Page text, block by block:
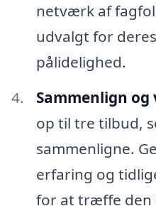
netværk af
udvalgt for
pålidelighed.
Sammenlign
op til tre tilbud,
sammenligne.
erfaring og
for at træffe den